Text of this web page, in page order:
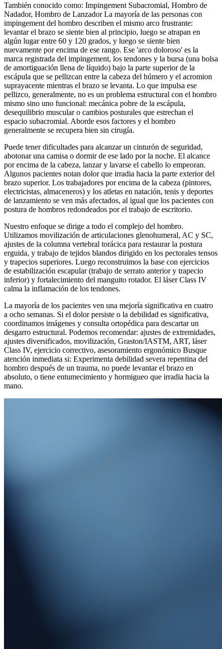
También conocido como: Impingement Subacromial, Hombro de
Nadador, Hombro de Lanzador La mayoría de las personas con
impingement del hombro describen el mismo arco frustrante:
levantar el brazo se siente bien al principio, luego se atrapan en
algún lugar entre 60 y 120 grados, y luego se siente bien
nuevamente por encima de ese rango. Ese 'arco doloroso' es la
marca registrada del impingement, los tendones y la bursa (una bolsa
de amortiguación llena de líquido) bajo la parte superior de la
escápula que se pellizcan entre la cabeza del húmero y el acromion
suprayacente mientras el brazo se levanta. Lo que impulsa ese
pellizco, generalmente, no es un problema estructural con el hombro
mismo sino uno funcional: mecánica pobre de la escápula,
desequilibrio muscular o cambios posturales que estrechan el
espacio subacromial. Aborde esos factores y el hombro
generalmente se recupera bien sin cirugía.
Puede tener dificultades para alcanzar un cinturón de seguridad,
abotonar una camisa o dormir de ese lado por la noche. El alcance
por encima de la cabeza, lanzar y lavarse el cabello lo empeoran.
Algunos pacientes notan dolor que irradia hacia la parte exterior del
brazo superior. Los trabajadores por encima de la cabeza (pintores,
electricistas, almaceneros) y los atletas en natación, tenis y deportes
de lanzamiento se ven más afectados, al igual que los pacientes con
postura de hombros redondeados por el trabajo de escritorio.
Nuestro enfoque se dirige a todo el complejo del hombro.
Utilizamos movilización de articulaciones glenohumeral, AC y SC,
ajustes de la columna vertebral torácica para restaurar la postura
erguida, y trabajo de tejidos blandos dirigido en los pectorales tensos
y trapecios superiores. Luego reconstruimos la base con ejercicios
de estabilización escapular (trabajo de serrato anterior y trapecio
inferior) y fortalecimiento del manguito rotador. El láser Class IV
calma la inflamación de los tendones.
La mayoría de los pacientes ven una mejoría significativa en cuatro
a ocho semanas. Si el dolor persiste o la debilidad es significativa,
coordinamos imágenes y consulta ortopédica para descartar un
desgarro estructural. Podemos recomendar: ajustes de extremidades,
ajustes diversificados, movilización, Graston/IASTM, ART, láser
Class IV, ejercicio correctivo, asesoramiento ergonómico Busque
atención inmediata si: Experimenta debilidad severa repentina del
hombro después de un trauma, no puede levantar el brazo en
absoluto, o tiene entumecimiento y hormigueo que irradia hacia la
mano.